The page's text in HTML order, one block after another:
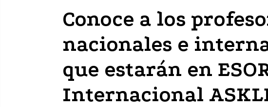
Conoce a los
nacionales e
que estarán en
Internacional